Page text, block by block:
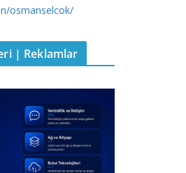
osmanselcok/
| Reklamlar